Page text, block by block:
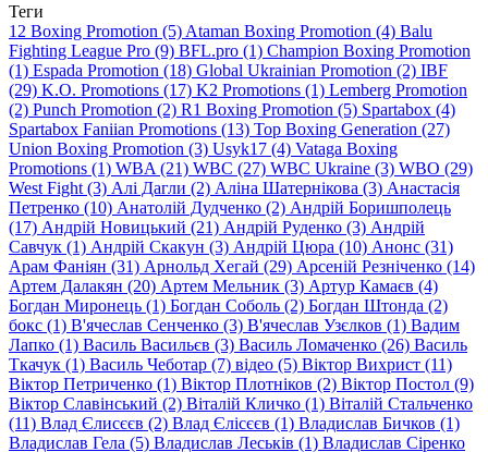
Теги
12 Boxing Promotion (5) Ataman Boxing Promotion (4) Balu
Fighting League Pro (9) BFL.pro (1) Champion Boxing Promotion
(1) Espada Promotion (18) Global Ukrainian Promotion (2) IBF
(29) K.O. Promotions (17) K2 Promotions (1) Lemberg Promotion
(2) Punch Promotion (2) R1 Boxing Promotion (5) Spartabox (4)
Spartabox Faniian Promotions (13) Top Boxing Generation (27)
Union Boxing Promotion (3) Usyk17 (4) Vataga Boxing
Promotions (1) WBA (21) WBC (27) WBC Ukraine (3) WBO (29)
West Fight (3) Алi Дагли (2) Алiна Шатернiкова (3) Анастасія
Петренко (10) Анатолій Дудченко (2) Андрій Боришполець
(17) Андрій Новицький (21) Андрій Руденко (3) Андрій
Савчук (1) Андрій Скакун (3) Андрій Цюра (10) Анонс (31)
Арам Фаніян (31) Арнольд Хегай (29) Арсеній Резніченко (14)
Артем Далакян (20) Артем Мельник (3) Артур Камаєв (4)
Богдан Миронець (1) Богдан Соболь (2) Богдан Штонда (2)
бокс (1) В'ячеслав Сенченко (3) В'ячеслав Узєлков (1) Вадим
Лапко (1) Василь Васильєв (3) Василь Ломаченко (26) Василь
Ткачук (1) Василь Чеботар (7) відео (5) Віктор Вихрист (11)
Віктор Петриченко (1) Віктор Плотніков (2) Віктор Постол (9)
Віктор Славінський (2) Віталій Кличко (1) Віталій Стальченко
(11) Влад Єлисєєв (2) Влад Єлісєєв (1) Владислав Бичков (1)
Владислав Гела (5) Владислав Леськів (1) Владислав Сіренко